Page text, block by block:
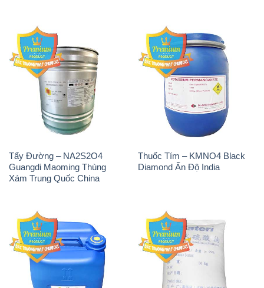
Tẩy Đường – NA2S2O4
Guangdi Maoming Thùng
Xám Trung Quốc China
Thuốc Tím – KMNO4 Black
Diamond Ấn Độ India